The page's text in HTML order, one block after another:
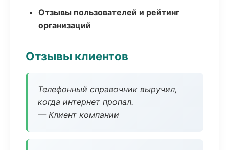
Отзывы пользователей и рейтинг
организаций
Отзывы клиентов
Телефонный справочник выручил,
когда интернет пропал.
— Клиент компании